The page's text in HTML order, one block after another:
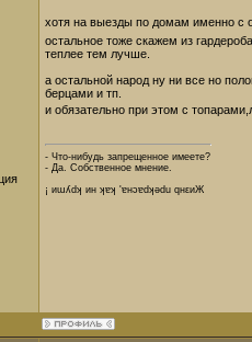
хотя на выезды по домам именно с
остальное тоже скажем из
теплее тем лучше.
а остальной народ ну ни все но
берцами и тп.
и обязательно при этом с
- Что-нибудь запрещенное имеете?
- Да. Собственное мнение.
¡ иɯʎdʞ ин ʞɐʞ 'ɐнɔɐdʞǝdu qнεиЖ